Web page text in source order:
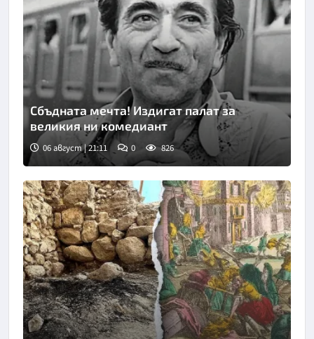
Сбъдната мечта! Издигат палат за
великия ни комедиант
06 август | 21:11 0 826